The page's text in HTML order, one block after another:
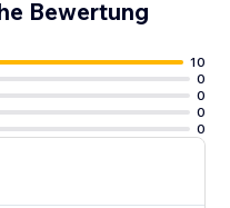
Bewertung
10
0
0
0
0